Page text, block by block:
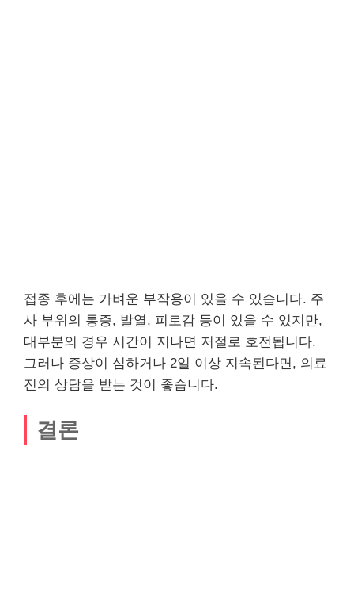
접종 후에는 가벼운 부작용이 있을 수 있습니다. 주
사 부위의 통증, 발열, 피로감 등이 있을 수 있지만,
대부분의 경우 시간이 지나면 저절로 호전됩니다.
그러나 증상이 심하거나 2일 이상 지속된다면, 의료
진의 상담을 받는 것이 좋습니다.
결론